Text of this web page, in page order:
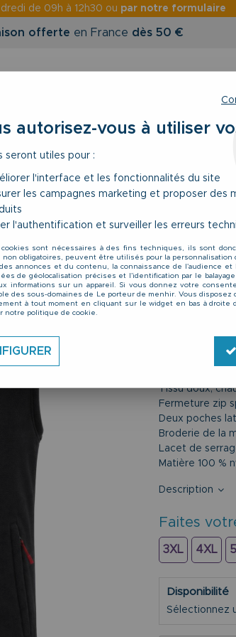
de 09h à 12h30 ou par notre formulaire
offerte en France dès 50 €
Manche Noir Brigg du 2XL au 10XL
Polaire
À partir de
Polaire confort
Tissu doux,
Fermeture zip
Deux poches
Broderie de la
Lacet de
Matière 100 %
Description
Faites
3XL 4XL
Disponibilité
Sélectionnez
autorisez-vous à utiliser
seront utiles pour :
l'interface et les fonctionnalités du site
les campagnes marketing et proposer des
l'authentification et surveiller les erreurs
cookies sont nécessaires à des fins techniques, ils sont
non obligatoires, peuvent être utilisés pour la personnalisation
annonces et du contenu, la connaissance de l'audience
de géolocalisation précises et l'identification par le
informations sur un appareil. Si vous donnez votre
des sous-domaines de Le porteur de menhir. Vous
à tout moment en cliquant sur le widget en bas à droite
notre politique de cookie.